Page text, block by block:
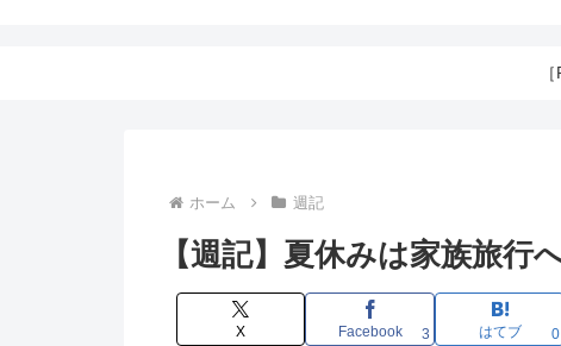
ホーム 週記
【週記】夏休みは家族旅行
X Facebook 3 はてブ 0